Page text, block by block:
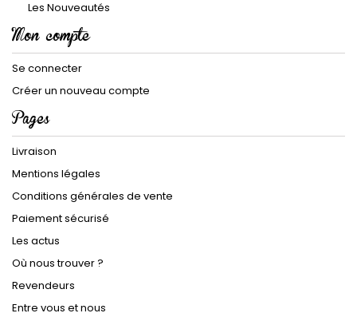
Les Nouveautés
Mon compte
Se connecter
Créer un nouveau compte
Pages
Livraison
Mentions légales
Conditions générales de vente
Paiement sécurisé
Les actus
Où nous trouver ?
Revendeurs
Entre vous et nous